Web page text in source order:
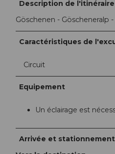
Description de l'itinéraire
Göschenen - Göscheneralp
Caractéristiques de
Circuit
Equipement
Un éclairage est
Arrivée et stationnement